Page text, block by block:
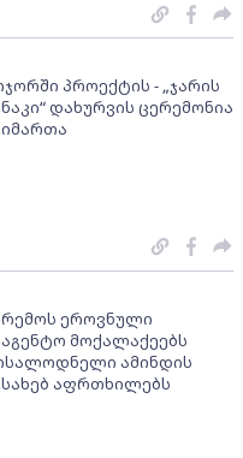
პროექტის - „ჯარის
დახურვის ცერემონია
ეროვნული
მოქალაქეებს
ამინდის
აფრთხილებს